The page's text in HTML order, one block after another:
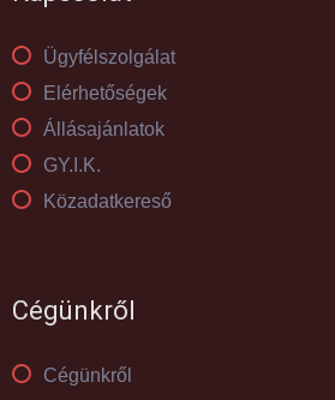
Ügyfélszolgálat
Elérhetőségek
Állásajánlatok
GY.I.K.
Közadatkereső
Cégünkről
Cégünkről